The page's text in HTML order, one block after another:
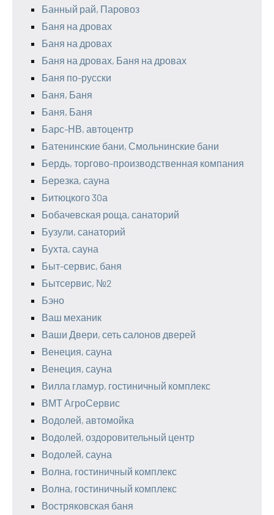
Банный рай, Паровоз
Баня на дровах
Баня на дровах
Баня на дровах, Баня на дровах
Баня по-русски
Баня, Баня
Баня, Баня
Барс-НВ, автоцентр
Батенинские бани, Смольнинские бани
Бердь, торгово-производственная компания
Березка, сауна
Битюцкого 30а
Бобачевская роща, санаторий
Бузули, санаторий
Бухта, сауна
Быт-сервис, баня
Бытсервис, №2
Бэно
Ваш механик
Ваши Двери, сеть салонов дверей
Венеция, сауна
Венеция, сауна
Вилла гламур, гостиничный комплекс
ВМТ АгроСервис
Водолей, автомойка
Водолей, оздоровительный центр
Водолей, сауна
Волна, гостиничный комплекс
Волна, гостиничный комплекс
Востряковская баня